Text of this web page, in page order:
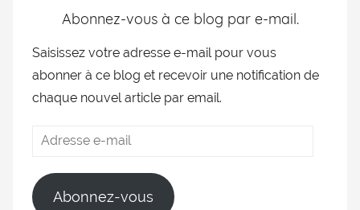
Abonnez-vous à ce blog par e-mail.
Saisissez votre adresse e-mail pour vous
abonner à ce blog et recevoir une notification de
chaque nouvel article par email.
Abonnez-vous